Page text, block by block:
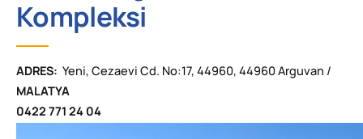
Kompleksi
ADRES: Yeni, Cezaevi Cd. No:17, 44960, 44960 Arguvan /
MALATYA
0422 771 24 04